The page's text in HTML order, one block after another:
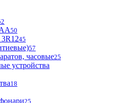
50
45
57
часовые25
устройства
18
25